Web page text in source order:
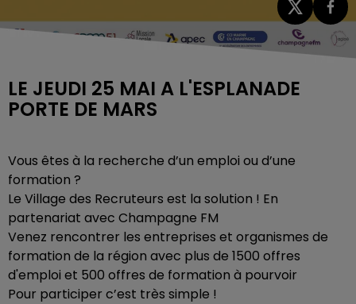
LE JEUDI 25 MAI A L'ESPLANADE
PORTE DE MARS
Vous êtes à la recherche d’un emploi ou d’une
formation ?
Le Village des Recruteurs est la solution ! En
partenariat avec Champagne FM
Venez rencontrer les entreprises et organismes de
formation de la région avec plus de 1500 offres
d'emploi et 500 offres de formation à pourvoir
Pour participer c’est très simple !